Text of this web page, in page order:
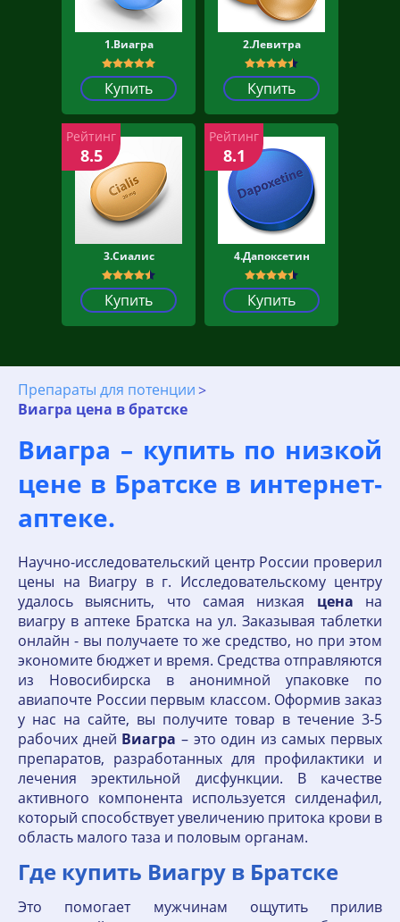
1.Виагра
Купить
2.Левитра
Купить
3.Сиалис
Купить
Рейтинг
8.5
4.Дапоксетин
Купить
Рейтинг
8.1
Препараты для потенции
Виагра цена в братске
Виагра – купить по низкой
цене в Братске в интернет‐
аптеке.
Научно-исследовательский центр России проверил
цены на Виагру в г. Исследовательскому центру
удалось выяснить, что самая низкая цена на
виагру в аптеке Братска на ул. Заказывая таблетки
онлайн - вы получаете то же средство, но при этом
экономите бюджет и время. Средства отправляются
из Новосибирска в анонимной упаковке по
авиапочте России первым классом. Оформив заказ
у нас на сайте, вы получите товар в течение 3-5
рабочих дней Виагра – это один из самых первых
препаратов, разработанных для профилактики и
лечения эректильной дисфункции. В качестве
активного компонента используется силденафил,
который способствует увеличению притока крови в
область малого таза и половым органам.
Где купить Виагру в Братске
Это помогает мужчинам ощутить прилив